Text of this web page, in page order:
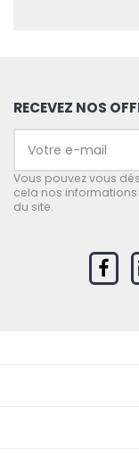
RECEVEZ NOS
Vous pouvez vous
cela nos
du site.